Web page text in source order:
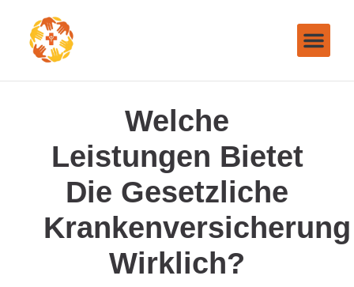
Welche
Leistungen Bietet
Die Gesetzliche
Krankenversicherung
Wirklich?